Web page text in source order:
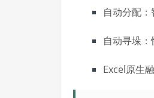
智能凑数
自动分配
自动寻垛